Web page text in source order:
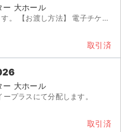
大ホール
[詳細] 階 列 〜 番 急用のため出品いたします。 【お渡し方法】 電子チケット（チケットぴあ／...
取引済
大ホール
プラスにて分配します。
取引済